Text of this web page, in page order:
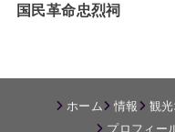
国民革命忠烈祠
ホーム 情報 観
プロフィー